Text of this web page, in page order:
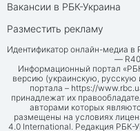
Вакансии в РБК-Украина
Разместить рекламу
Идентификатор онлайн-медиа в
—
Информационный портал
версию (украинскую, русскую
портала – https://
принадлежат их
авторами которых
размещены на условиях
4.0 International. Редакция РБК-